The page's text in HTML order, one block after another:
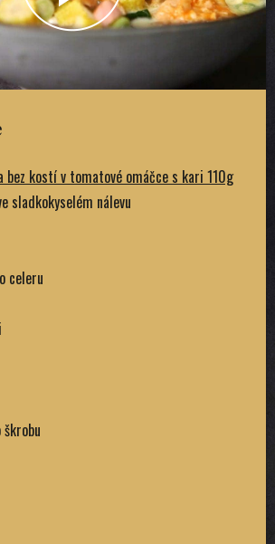
bez kostí v tomatové omáčce s kari 110g
sladkokyselém nálevu
celeru